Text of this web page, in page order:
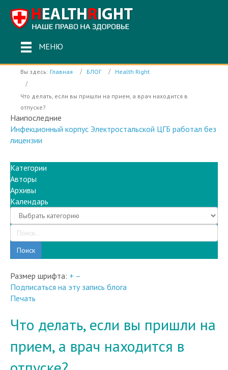
МЕНЮ
Вы здесь: Главная БЛОГ Health Right
Что делать, если вы пришли на прием, а врач находится в
отпуске?
Наипоследние
Инфекционный корпус Электростальской ЦГБ работал без
лицензии
Авторы
Архивы
Календарь
Подписаться на эту запись блога
Печать
прием, а врач находится в
отпуске?